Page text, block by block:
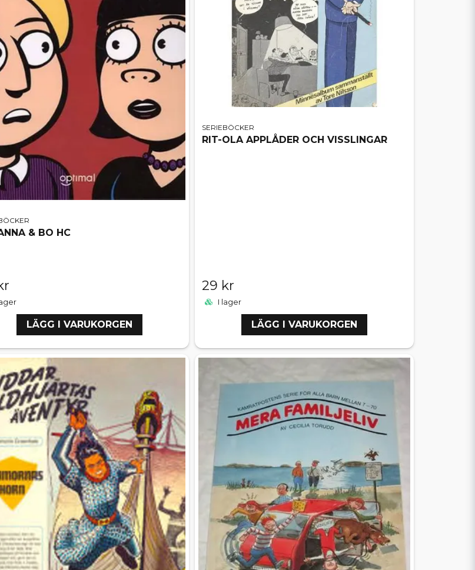
& BO HC
LÄGG I VARUKORGEN
SERIEBÖCKER
RIT-OLA APPLÅDER OCH VISSLINGAR
29 kr
I lager
LÄGG I VARUKORGEN